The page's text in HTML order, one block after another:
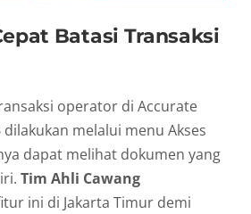
Batasi Transaksi
operator di Accurate
melalui menu Akses
dapat melihat dokumen yang
Tim Ahli Cawang
ini di Jakarta Timur demi